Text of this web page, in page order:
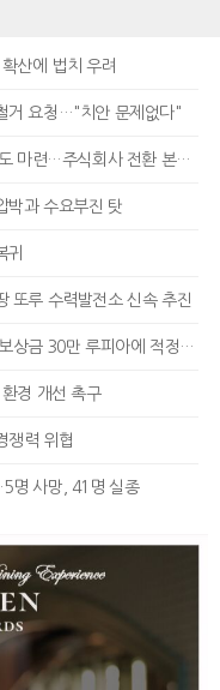
산에 법치 우려
거 요청…"치안 문제없다"
련…주식회사 전환 본격화
박과 수요부진 탓
귀
또루 수력발전소 신속 추진
30만 루피아에 적정성 제기
경 개선 촉구
쟁력 위협
명 사망, 41명 실종